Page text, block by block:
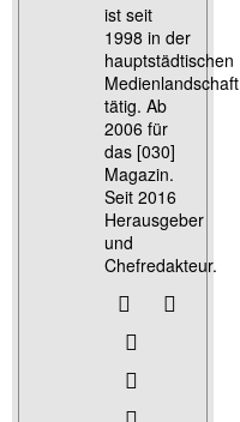
ist seit
1998 in der
hauptstädtischen
Medienlandschaft
tätig. Ab
2006 für
das [030]
Magazin.
Seit 2016
Herausgeber
und
Chefredakteur.